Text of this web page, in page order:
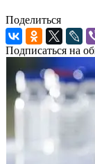
Поделиться
Подписаться на